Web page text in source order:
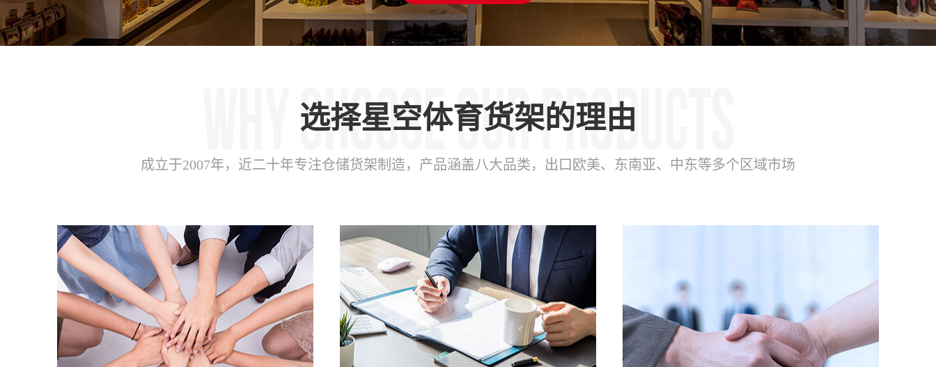
选择星空体育货架的理由
成立于2007年，近二十年专注仓储货架制造，产品涵盖八大品类，出口欧美、东南亚、中东等多个区域市场